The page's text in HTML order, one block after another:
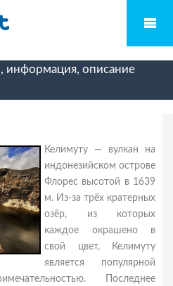
информация, описание
Келимуту — вулкан на
индонезийском острове
Флорес высотой в 1639
м. Из-за трёх кратерных
озёр, из которых
каждое окрашено в
свой цвет, Келимуту
является популярной
Последнее